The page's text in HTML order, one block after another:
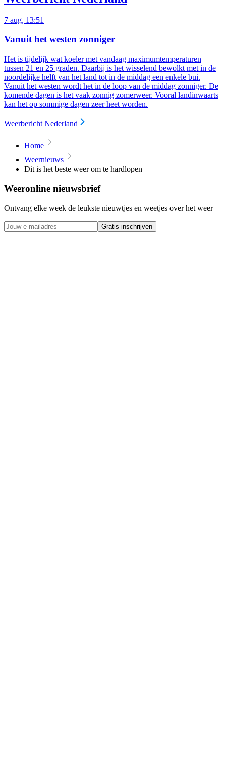
7 aug, 13:51
Vanuit het westen zonniger
Het is tijdelijk wat koeler met vandaag maximumtemperaturen
tussen 21 en 25 graden. Daarbij is het wisselend bewolkt met in de
noordelijke helft van het land tot in de middag een enkele bui.
Vanuit het westen wordt het in de loop van de middag zonniger. De
komende dagen is het vaak zonnig zomerweer. Vooral landinwaarts
kan het op sommige dagen zeer heet worden.
Weerbericht Nederland
Home
Weernieuws
Dit is het beste weer om te hardlopen
Weeronline nieuwsbrief
Ontvang elke week de leukste nieuwtjes en weetjes over het weer
Gratis inschrijven